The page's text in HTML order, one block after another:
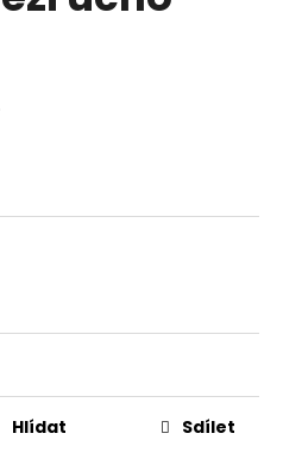
Hlídat Sdílet